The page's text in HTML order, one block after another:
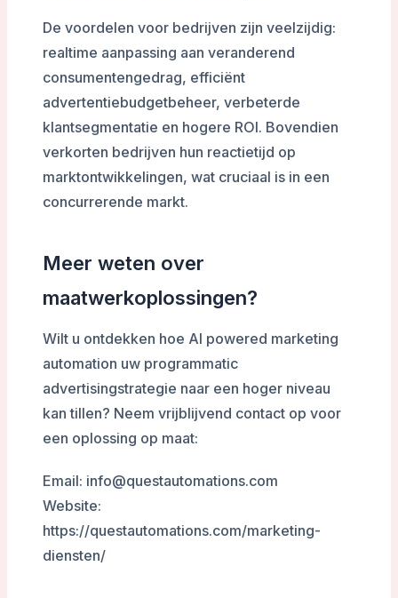
De voordelen voor bedrijven zijn veelzijdig:
realtime aanpassing aan veranderend
consumentengedrag, efficiënt
advertentiebudgetbeheer, verbeterde
klantsegmentatie en hogere ROI. Bovendien
verkorten bedrijven hun reactietijd op
marktontwikkelingen, wat cruciaal is in een
concurrerende markt.
Meer weten over
maatwerkoplossingen?
Wilt u ontdekken hoe AI powered marketing
automation uw programmatic
advertisingstrategie naar een hoger niveau
kan tillen? Neem vrijblijvend contact op voor
een oplossing op maat:
Email: info@questautomations.com
Website:
https://questautomations.com/marketing-
diensten/